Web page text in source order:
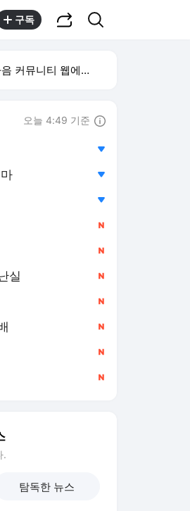
구독
뮤니티 웹에서 보기
오늘 4:49 기준
실
.
탐독한 뉴스